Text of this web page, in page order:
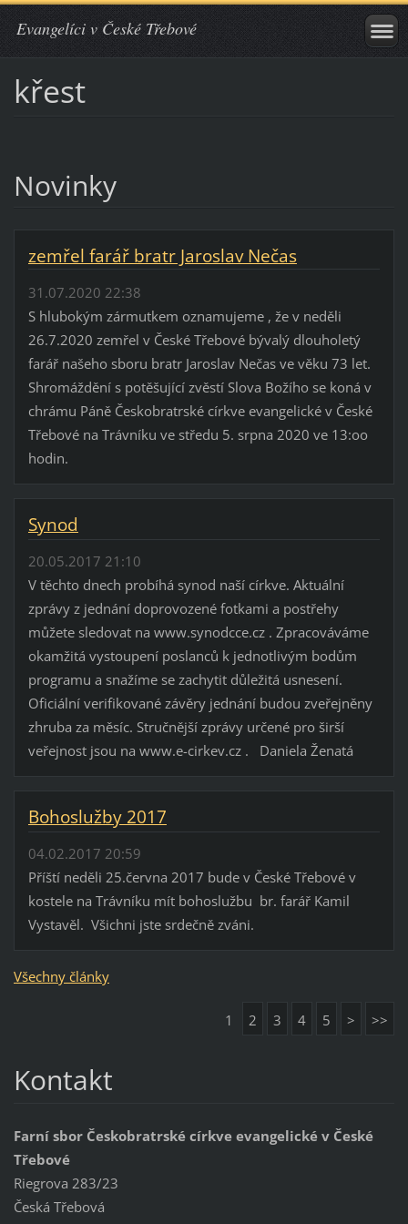
Evangelíci v České Třebové
křest
Novinky
zemřel farář bratr Jaroslav Nečas
31.07.2020 22:38
S hlubokým zármutkem oznamujeme , že v neděli
26.7.2020 zemřel v České Třebové bývalý dlouholetý
farář našeho sboru bratr Jaroslav Nečas ve věku 73 let.
Shromáždění s potěšující zvěstí Slova Božího se koná v
chrámu Páně Českobratrské církve evangelické v České
Třebové na Trávníku ve středu 5. srpna 2020 ve 13:oo
hodin.
Synod
20.05.2017 21:10
V těchto dnech probíhá synod naší církve. Aktuální
zprávy z jednání doprovozené fotkami a postřehy
můžete sledovat na www.synodcce.cz . Zpracováváme
okamžitá vystoupení poslanců k jednotlivým bodům
programu a snažíme se zachytit důležitá usnesení.
Oficiální verifikované závěry jednání budou zveřejněny
zhruba za měsíc. Stručnější zprávy určené pro širší
veřejnost jsou na www.e-cirkev.cz . Daniela Ženatá
Bohoslužby 2017
04.02.2017 20:59
Příští neděli 25.června 2017 bude v České Třebové v
kostele na Trávníku mít bohoslužbu br. farář Kamil
Vystavěl. Všichni jste srdečně zváni.
Všechny články
1 2 3 4 5 > >>
Kontakt
Farní sbor Českobratrské církve evangelické v České
Třebové
Riegrova 283/23
Česká Třebová